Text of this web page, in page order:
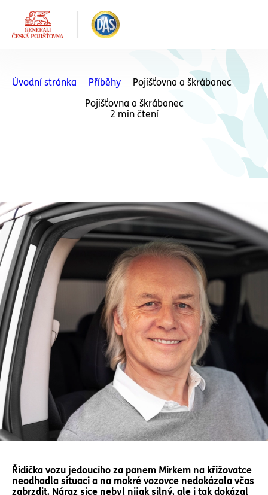
Úvodní stránka Příběhy
Pojišťovna a škrábanec
Pojišťovna a škrábanec
2 min čtení
Řidička vozu jedoucího za panem Mirkem na křižovatce
neodhadla situaci a na mokré vozovce nedokázala včas
zabrzdit. Náraz sice nebyl nijak silný, ale i tak dokázal